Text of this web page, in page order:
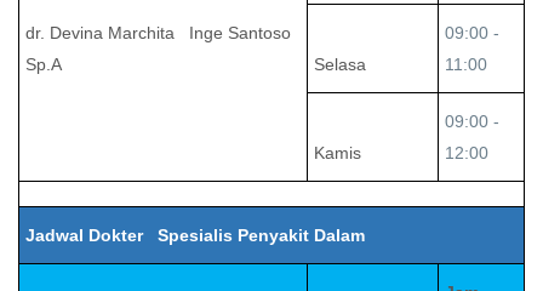
dr. Devina Marchita Inge Santoso
Sp.A
Selasa
09:00 -
11:00
Kamis
09:00 -
12:00
Jadwal Dokter Spesialis Penyakit Dalam